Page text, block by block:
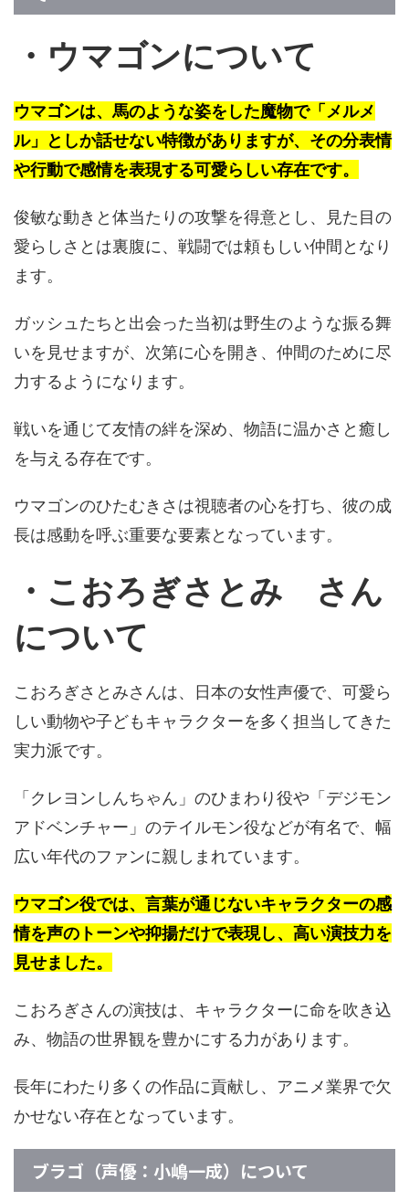
・ウマゴンについて
ウマゴンは、馬のような姿をした魔物で「メルメ
ル」としか話せない特徴がありますが、その分表情
や行動で感情を表現する可愛らしい存在です。
俊敏な動きと体当たりの攻撃を得意とし、見た目の
愛らしさとは裏腹に、戦闘では頼もしい仲間となり
ます。
ガッシュたちと出会った当初は野生のような振る舞
いを見せますが、次第に心を開き、仲間のために尽
力するようになります。
戦いを通じて友情の絆を深め、物語に温かさと癒し
を与える存在です。
ウマゴンのひたむきさは視聴者の心を打ち、彼の成
長は感動を呼ぶ重要な要素となっています。
・こおろぎさとみ
さん
について
こおろぎさとみさんは、日本の女性声優で、可愛ら
しい動物や子どもキャラクターを多く担当してきた
実力派です。
「クレヨンしんちゃん」のひまわり役や「デジモン
アドベンチャー」のテイルモン役などが有名で、幅
広い年代のファンに親しまれています。
ウマゴン役では、言葉が通じないキャラクターの感
情を声のトーンや抑揚だけで表現し、高い演技力を
見せました。
こおろぎさんの演技は、キャラクターに命を吹き込
み、物語の世界観を豊かにする力があります。
長年にわたり多くの作品に貢献し、アニメ業界で欠
かせない存在となっています。
ブラゴ（声優：小嶋一成）について